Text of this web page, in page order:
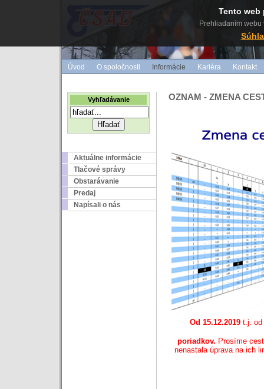
Úvod O spoločnosti Informácie Kariéra Kontakt
Vyhľadávanie
Aktuálne informácie
Tlačové správy
Obstarávanie
Predaj
Napísali o nás
OZNAM - ZMENA
Od 15.12.2019 t.j. od
poriadkov. Prosíme
nenastala úprava na ich
Tento web
Prehliadaním